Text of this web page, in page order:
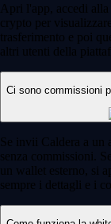
Apri l'app, accedi
crypto per
trasferimento e poi
altri utenti della
Ci sono commissioni
Se invii Caldera a un
senza commissioni.
un wallet esterno, si
sempre i dettagli e i